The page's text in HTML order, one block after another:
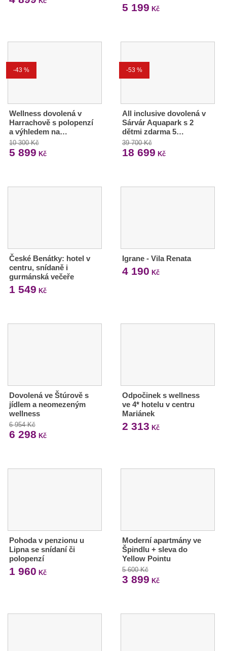
5 199 Kč
-43 %
Wellness dovolená v
Harrachově s polopenzí
a výhledem na…
10 300 Kč
5 899 Kč
-53 %
All inclusive dovolená v
Sárvár Aquapark s 2
dětmi zdarma 5…
39 700 Kč
18 699 Kč
České Benátky: hotel v
centru, snídaně i
gurmánská večeře
1 549 Kč
Igrane - Vila Renata
4 190 Kč
Dovolená ve Štúrově s
jídlem a neomezeným
wellness
6 954 Kč
6 298 Kč
Odpočinek s wellness
ve 4* hotelu v centru
Mariánek
2 313 Kč
Pohoda v penzionu u
Lipna se snídaní či
polopenzí
1 960 Kč
Moderní apartmány ve
Špindlu + sleva do
Yellow Pointu
5 600 Kč
3 899 Kč